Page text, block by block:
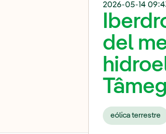
2026-05-14
del
eólica terrestre